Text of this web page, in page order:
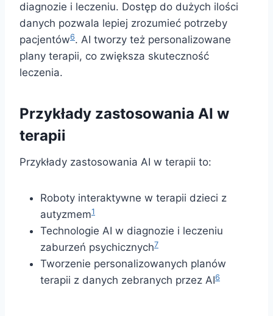
diagnozie i leczeniu. Dostęp do dużych ilości
danych pozwala lepiej zrozumieć potrzeby
pacjentów6. AI tworzy też personalizowane
plany terapii, co zwiększa skuteczność
leczenia.
Przykłady zastosowania AI w
terapii
Przykłady zastosowania AI w terapii to:
Roboty interaktywne w terapii dzieci z
autyzmem1
Technologie AI w diagnozie i leczeniu
zaburzeń psychicznych7
Tworzenie personalizowanych planów
terapii z danych zebranych przez AI6